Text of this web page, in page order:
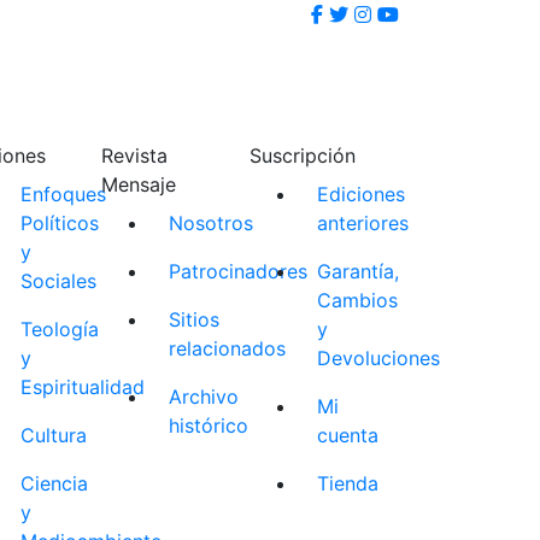
Enfoques
Políticos
y
Sociales
Teología
y
Espiritualidad
Cultura
Ciencia
y
Revista
Mensaje
Nosotros
Patrocinadores
Sitios
relacionados
Archivo
histórico
Suscripción
Ediciones
anteriores
Garantía,
Cambios
y
Devoluciones
Mi
cuenta
Tienda